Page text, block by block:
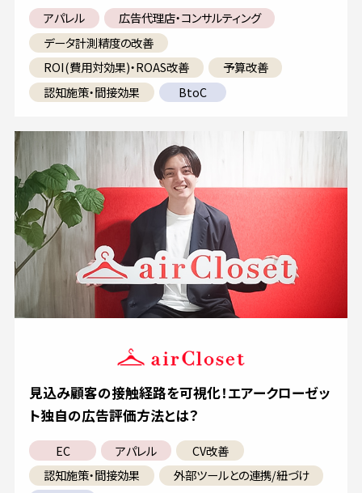
アパレル
広告代理店・コンサルティング
データ計測精度の改善
ROI(費用対効果)・ROAS改善
予算改善
認知施策・間接効果
BtoC
見込み顧客の接触経路を可視化！エアークローゼッ
ト独自の広告評価方法とは？
EC アパレル
CV改善
認知施策・間接効果
外部ツールとの連携/紐づけ